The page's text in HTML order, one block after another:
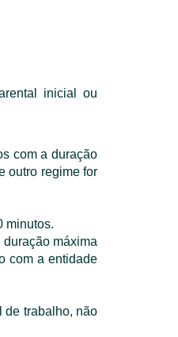
inicial ou
com a duração
outro regime for
minutos.
máxima
com a entidade
de trabalho, não